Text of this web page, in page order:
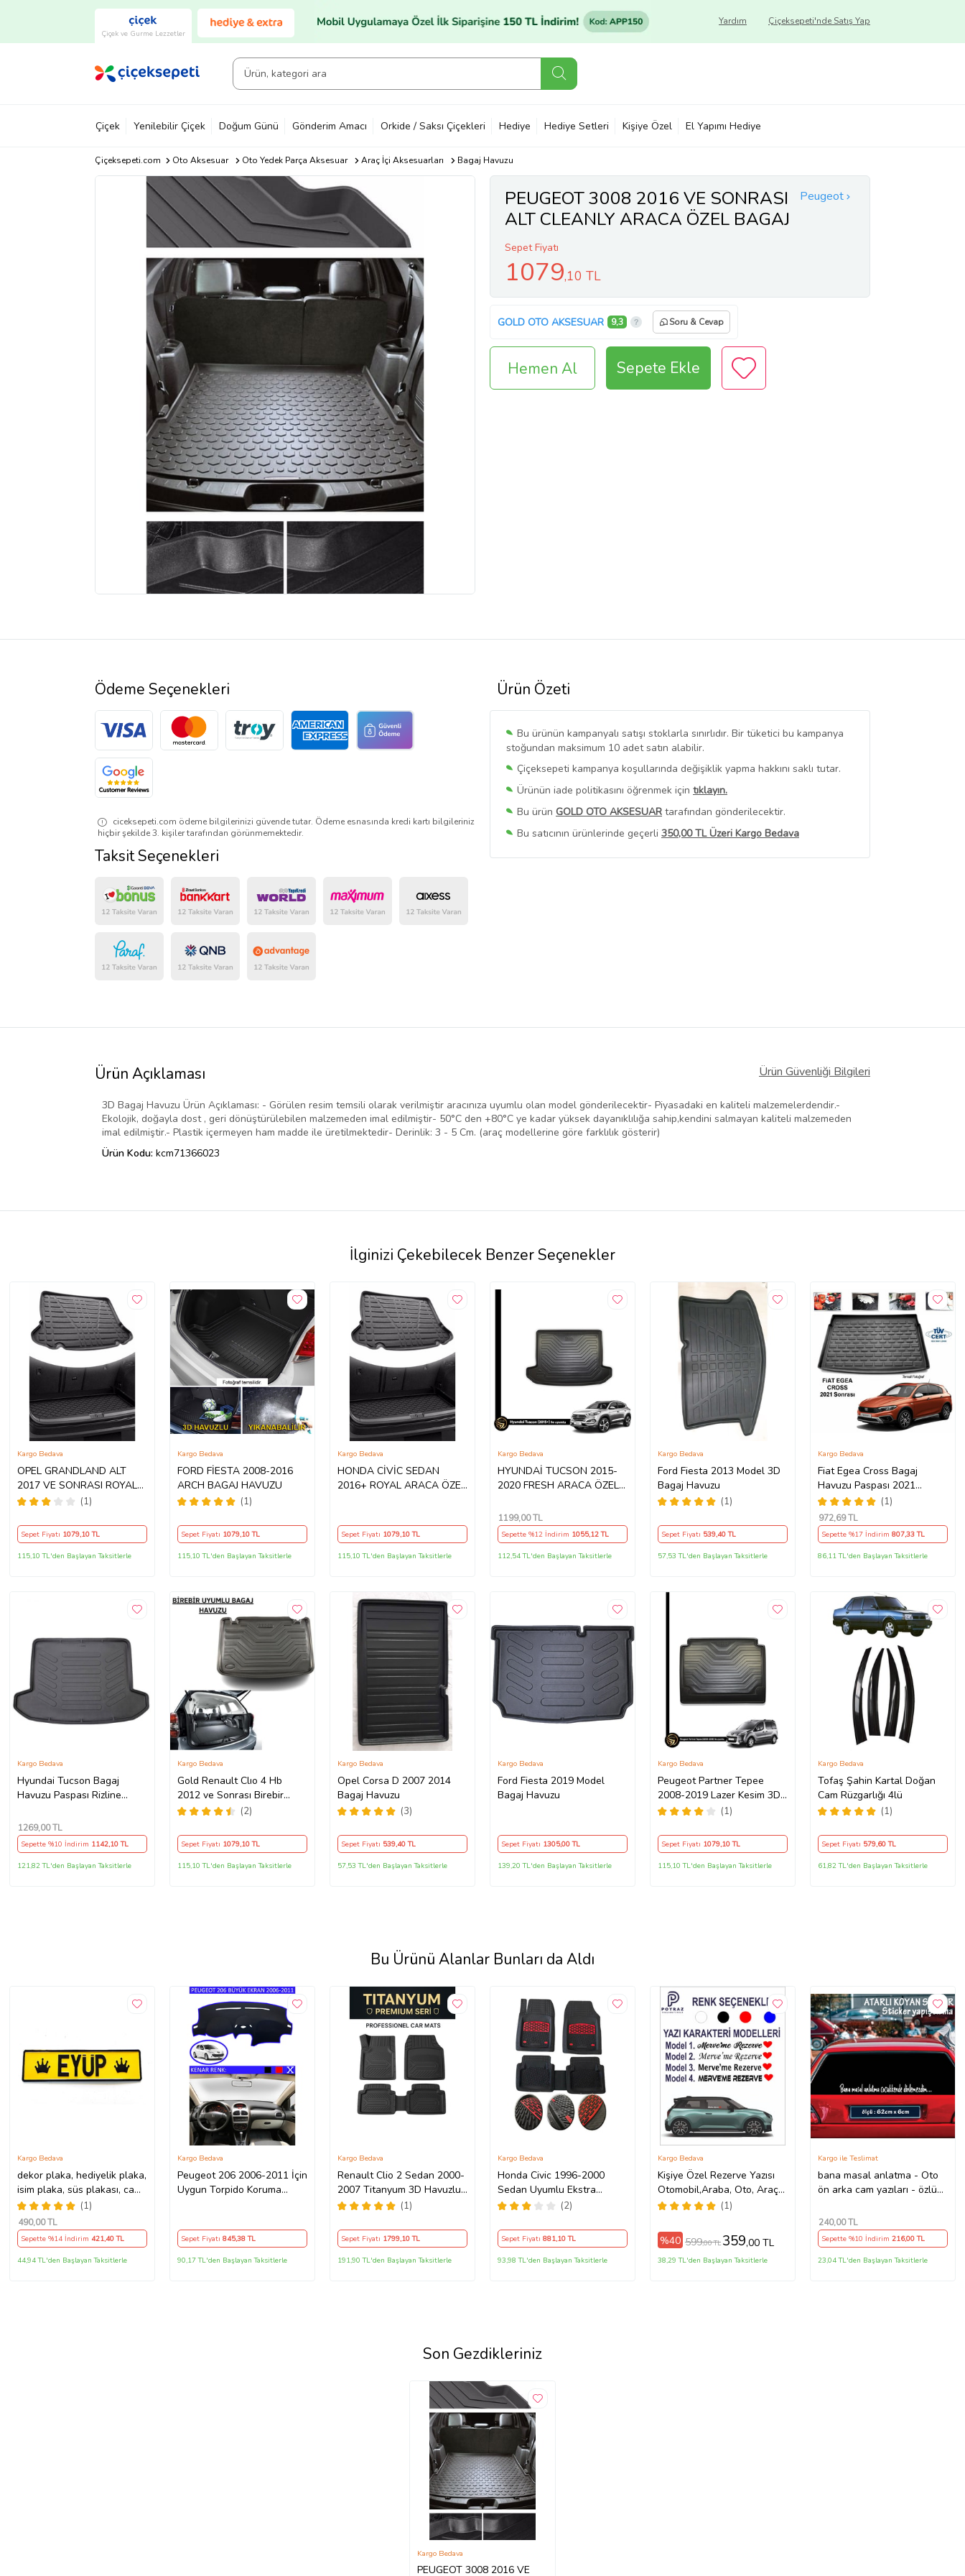
Çiçek ve Gurme Lezzetler
Çiçeksepeti'nde Satış Yap
Yardım
Çiçek Yenilebilir Çiçek Doğum Günü Gönderim Amacı Orkide / Saksı Çiçekleri Hediye Hediye Setleri Kişiye Özel El Yapımı Hediye
Çiçeksepeti.com Oto Aksesuar Oto Yedek Parça Aksesuar Araç İçi Aksesuarları Bagaj Havuzu
Peugeot
PEUGEOT 3008 2016 VE SONRASI
ALT CLEANLY ARACA ÖZEL BAGAJ
HAVUZU
Sepet Fiyatı
1079,10 TL
GOLD OTO AKSESUAR 9,3 Soru & Cevap
Hemen Al Sepete Ekle
Ürün Özeti
Bu ürünün kampanyalı satışı stoklarla sınırlıdır. Bir tüketici bu kampanya
stoğundan maksimum 10 adet satın alabilir.
Çiçeksepeti kampanya koşullarında değişiklik yapma hakkını saklı tutar.
Ürünün iade politikasını öğrenmek için tıklayın.
Bu ürün GOLD OTO AKSESUAR tarafından gönderilecektir.
Bu satıcının ürünlerinde geçerli 350,00 TL Üzeri Kargo Bedava
Bu SatıcınınTüm Ürünlerini Görüntüle
Ödeme Seçenekleri
ciceksepeti.com ödeme bilgilerinizi güvende tutar. Ödeme esnasında kredi kartı bilgileriniz
hiçbir şekilde 3. kişiler tarafından görünmemektedir.
Taksit Seçenekleri
Ürün Açıklaması Ürün Güvenliği Bilgileri
3D Bagaj Havuzu Ürün Açıklaması: - Görülen resim temsili olarak verilmiştir aracınıza uyumlu olan model gönderilecektir- Piyasadaki en kaliteli malzemelerdendir.-
Ekolojik, doğayla dost , geri dönüştürülebilen malzemeden imal edilmiştir- 50°C den +80°C ye kadar yüksek dayanıklılığa sahip,kendini salmayan kaliteli malzemeden
imal edilmiştir.- Plastik içermeyen ham madde ile üretilmektedir- Derinlik: 3 - 5 Cm. (araç modellerine göre farklılık gösterir)
Ürün Kodu: kcm71366023
İlginizi Çekebilecek Benzer Seçenekler
OPEL GRANDLAND ALT
2017 VE SONRASI ROYAL
ARACA ÖZEL BAGAJ
(1)
Kargo Bedava
Sepet Fiyatı 1079,10 TL
115,10 TL'den Başlayan Taksitlerle
FORD FİESTA 2008-2016
ARCH BAGAJ HAVUZU
(1)
Kargo Bedava
Sepet Fiyatı 1079,10 TL
115,10 TL'den Başlayan Taksitlerle
HONDA CİVİC SEDAN
2016+ ROYAL ARACA ÖZEL
Kargo Bedava
Sepet Fiyatı 1079,10 TL
115,10 TL'den Başlayan Taksitlerle
HYUNDAİ TUCSON 2015-
2020 FRESH ARACA ÖZEL
Kargo Bedava
1199,00 TL
Sepette %12 İndirim 1055,12 TL
112,54 TL'den Başlayan Taksitlerle
Ford Fiesta 2013 Model 3D
Bagaj Havuzu
(1)
Kargo Bedava
Sepet Fiyatı 539,40 TL
57,53 TL'den Başlayan Taksitlerle
Fiat Egea Cross Bagaj
Havuzu Paspası 2021
Sonrası
(1)
Kargo Bedava
972,69 TL
Sepette %17 İndirim807,33 TL
86,11 TL'den Başlayan Taksitlerle
Hyundai Tucson Bagaj
Havuzu Paspası Rizline
Kargo Bedava
1269,00 TL
Sepette %10 İndirim 1142,10 TL
121,82 TL'den Başlayan Taksitlerle
Gold Renault Clıo 4 Hb
2012 ve Sonrası Birebir
Uyumlu Araca Özel Bagaj
(2)
Kargo Bedava
Sepet Fiyatı 1079,10 TL
115,10 TL'den Başlayan Taksitlerle
Opel Corsa D 2007 2014
Bagaj Havuzu
(3)
Kargo Bedava
Sepet Fiyatı 539,40 TL
57,53 TL'den Başlayan Taksitlerle
Ford Fiesta 2019 Model
Bagaj Havuzu
Kargo Bedava
Sepet Fiyatı 1305,00 TL
139,20 TL'den Başlayan Taksitlerle
Peugeot Partner Tepee
2008-2019 Lazer Kesim 3D
Flom Bagaj Havuzu
(1)
Kargo Bedava
Sepet Fiyatı 1079,10 TL
115,10 TL'den Başlayan Taksitlerle
Tofaş Şahin Kartal Doğan
Cam Rüzgarlığı 4lü
(1)
Kargo Bedava
Sepet Fiyatı 579,60 TL
61,82 TL'den Başlayan Taksitlerle
Bu Ürünü Alanlar Bunları da Aldı
dekor plaka, hediyelik plaka,
isim plaka, süs plakası, cam
önü plakası, tırcı plakası
(Sarı-Siyah)
(1)
Kargo Bedava
490,00 TL
Sepette %14 İndirim 421,40 TL
44,94 TL'den Başlayan Taksitlerle
Peugeot 206 2006-2011 İçin
Uygun Torpido Koruma
Kargo Bedava
Sepet Fiyatı 845,38 TL
90,17 TL'den Başlayan Taksitlerle
Renault Clio 2 Sedan 2000-
2007 Titanyum 3D Havuzlu
Oto Paspas
(1)
Kargo Bedava
Sepet Fiyatı 1799,10 TL
191,90 TL'den Başlayan Taksitlerle
Honda Civic 1996-2000
Sedan Uyumlu Ekstra
Kanallı Havuzlu Paspas Seti
(2)
Kargo Bedava
Sepet Fiyatı 881,10 TL
93,98 TL'den Başlayan Taksitlerle
Kişiye Özel Rezerve Yazısı
Otomobil,Araba, Oto, Araç
Sticker (Parlak Beyaz)
(1)
Kargo Bedava
%40 599,00 TL 359,00 TL
38,29 TL'den Başlayan Taksitlerle
bana masal anlatma - Oto
ön arka cam yazıları - özlü
sözler
Kargo ile Teslimat
240,00 TL
Sepette %10 İndirim216,00 TL
23,04 TL'den Başlayan Taksitlerle
Son Gezdikleriniz
PEUGEOT 3008 2016 VE
Kargo Bedava